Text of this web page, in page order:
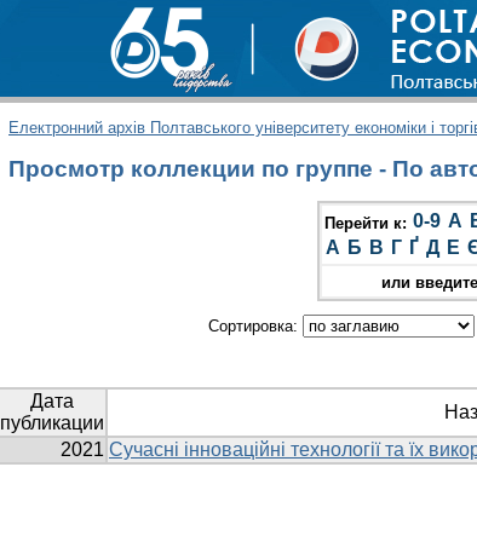
Електронний архів Полтавського університету економіки і
Просмотр коллекции по группе - По
Перейти к: 0-9 A
А Б В Г Ґ Д Е
или
Сортировка:
Дата
публикации
2021 Сучасні інноваційні технології та їх